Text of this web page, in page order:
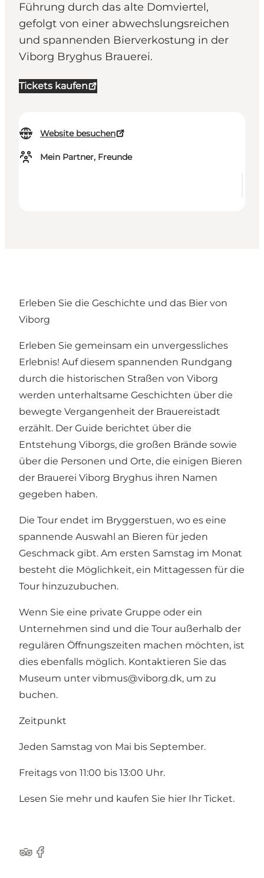
Führung durch das alte Domviertel,
gefolgt von einer abwechslungsreichen
und spannenden Bierverkostung in der
Viborg Bryghus Brauerei.
Tickets kaufen
Website besuchen
Mein Partner, Freunde
Erleben Sie die Geschichte und das Bier von
Viborg
Erleben Sie gemeinsam ein unvergessliches
Erlebnis! Auf diesem spannenden Rundgang
durch die historischen Straßen von Viborg
werden unterhaltsame Geschichten über die
bewegte Vergangenheit der Brauereistadt
erzählt. Der Guide berichtet über die
Entstehung Viborgs, die großen Brände sowie
über die Personen und Orte, die einigen Bieren
der Brauerei Viborg Bryghus ihren Namen
gegeben haben.
Die Tour endet im Bryggerstuen, wo es eine
spannende Auswahl an Bieren für jeden
Geschmack gibt. Am ersten Samstag im Monat
besteht die Möglichkeit, ein Mittagessen für die
Tour hinzuzubuchen.
Wenn Sie eine private Gruppe oder ein
Unternehmen sind und die Tour außerhalb der
regulären Öffnungszeiten machen möchten, ist
dies ebenfalls möglich. Kontaktieren Sie das
Museum unter vibmus@viborg.dk, um zu
buchen.
Zeitpunkt
Jeden Samstag von Mai bis September.
Freitags von 11:00 bis 13:00 Uhr.
Lesen Sie mehr und kaufen Sie hier Ihr Ticket.
TripAdvisor
Facebook